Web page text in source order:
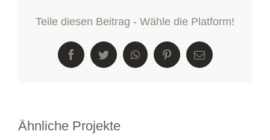
Teile diesen Beitrag - Wähle die Platform!
FacebookTwitterWhatsAppPinterest
E-
Mail
Ähnliche Projekte